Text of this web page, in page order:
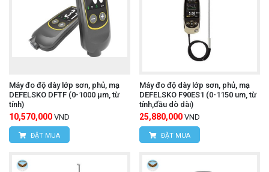
Máy đo độ dày lớp sơn, phủ, mạ
DEFELSKO DFTF (0-1000 µm, từ
tính)
10,570,000 VND
ĐẶT MUA
Máy đo độ dày lớp sơn, phủ, mạ
DEFELSKO F90ES1 (0-1150 um, từ
tính,đầu dò dài)
25,880,000 VND
ĐẶT MUA